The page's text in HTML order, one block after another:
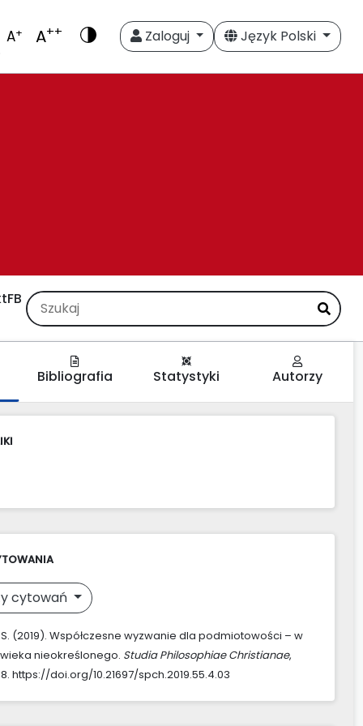
A+ A++ Zaloguj Język Polski
FB
Bibliografia Statystyki Autorzy
cytowań
(2019). Współczesne wyzwanie dla podmiotowości – w
nieokreślonego. Studia Philosophiae Christianae,
https://doi.org/10.21697/spch.2019.55.4.03